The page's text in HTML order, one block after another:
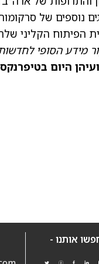
נוספים של
הפיתוח הקליני
מידע הסופי
היום
אותנו -